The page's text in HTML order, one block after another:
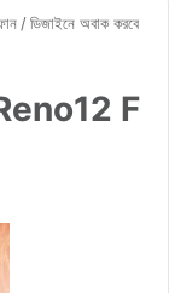
/ ডিজাইনে অবাক করবে
F